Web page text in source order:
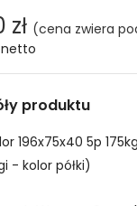
zł (cena zwiera
netto
produktu
196x75x40 5p
- kolor półki)